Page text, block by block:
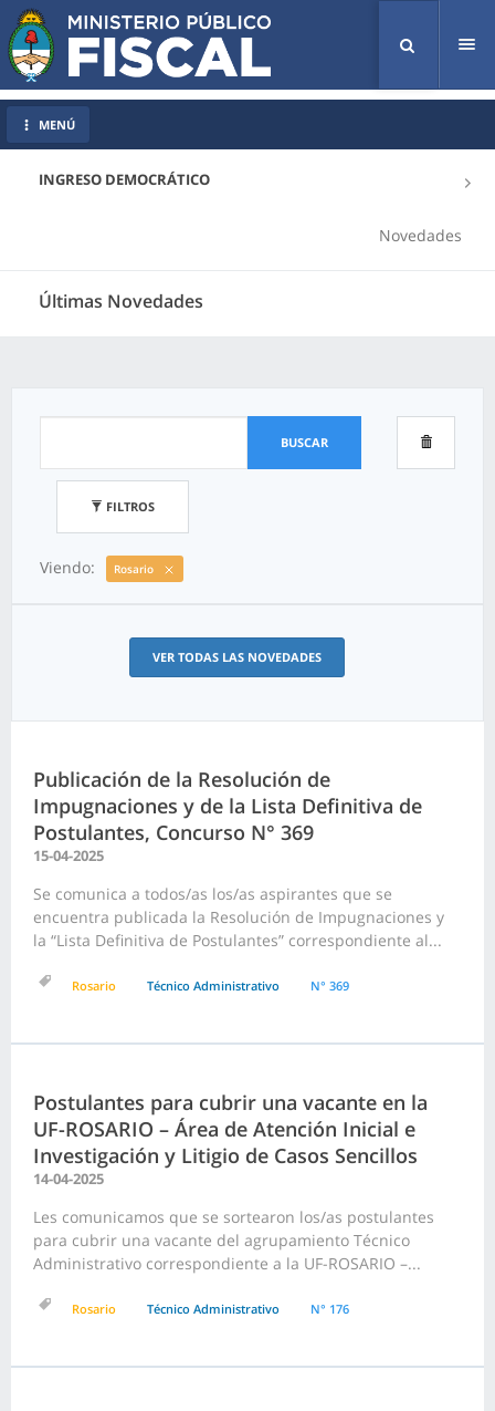
INGRESO DEMOCRÁTICO
Novedades
Últimas Novedades
MENÚ
BUSCAR
FILTROS
Viendo: Rosario
VER TODAS LAS NOVEDADES
Publicación de la Resolución de
Impugnaciones y de la Lista Definitiva de
Postulantes, Concurso N° 369
15-04-2025
Se comunica a todos/as los/as aspirantes que se
encuentra publicada la Resolución de Impugnaciones y
la “Lista Definitiva de Postulantes” correspondiente al...
Rosario Técnico Administrativo N° 369
Postulantes para cubrir una vacante en la
UF-ROSARIO – Área de Atención Inicial e
Investigación y Litigio de Casos Sencillos
14-04-2025
Les comunicamos que se sortearon los/as postulantes
para cubrir una vacante del agrupamiento Técnico
Administrativo correspondiente a la UF-ROSARIO –...
Rosario Técnico Administrativo N° 176